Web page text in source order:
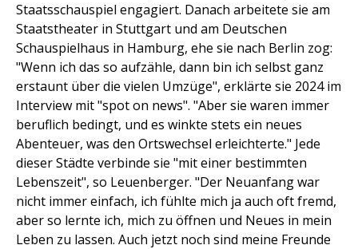
Staatsschauspiel engagiert. Danach arbeitete sie am
Staatstheater in Stuttgart und am Deutschen
Schauspielhaus in Hamburg, ehe sie nach Berlin zog:
"Wenn ich das so aufzähle, dann bin ich selbst ganz
erstaunt über die vielen Umzüge", erklärte sie 2024 im
Interview mit "spot on news". "Aber sie waren immer
beruflich bedingt, und es winkte stets ein neues
Abenteuer, was den Ortswechsel erleichterte." Jede
dieser Städte verbinde sie "mit einer bestimmten
Lebenszeit", so Leuenberger. "Der Neuanfang war
nicht immer einfach, ich fühlte mich ja auch oft fremd,
aber so lernte ich, mich zu öffnen und Neues in mein
Leben zu lassen. Auch jetzt noch sind meine Freunde